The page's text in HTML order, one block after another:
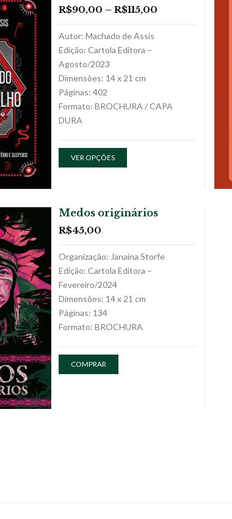
R$90,00 – R$115,00
Autor: Machado de Assis
Edição: Cartola Editora –
Agosto/2023
Dimensões: 14 x 21 cm
Páginas: 402
Formato: BROCHURA / CAPA
DURA
VER OPÇÕES
Medos originários
R$45,00
Organização: Janaina Storfe
Edição: Cartola Editora –
Fevereiro/2024
Dimensões: 14 x 21 cm
Páginas: 134
Formato: BROCHURA
COMPRAR